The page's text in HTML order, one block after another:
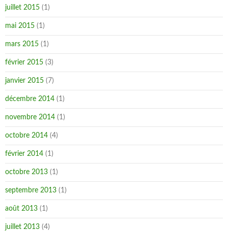
juillet 2015 (1)
mai 2015 (1)
mars 2015 (1)
février 2015 (3)
janvier 2015 (7)
décembre 2014 (1)
novembre 2014 (1)
octobre 2014 (4)
février 2014 (1)
octobre 2013 (1)
septembre 2013 (1)
août 2013 (1)
juillet 2013 (4)